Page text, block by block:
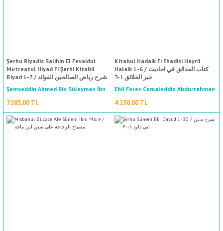
Şerhu Riyadis Salihin El Fevaidul
Mutreatul Hiyad Fi Şerhi Kitabil
Riyad 1-7 / شرح رياض الصالحين الفوائد
الرياض١-٧
Şemseddin Ahmed Bin Süleyman İbn
Kemal Paşa / شمس الدين أحمد بن
سليمان/ابن كمال باشا
7.285,00 TL
Kitabul Hadaik Fi Ehadisi Hayril
Halaik 1-6 / كتاب الحدائق في احاديث
خير الخلائق ١-٦
Ebil Ferec Cemaleddin Abdurrahman
Bin Ali Bin Muhammed El Cevzi / أبي
الفرج جمال الدين عبد الرحمن بن علي بن
محمد الجوزي
4.230,00 TL